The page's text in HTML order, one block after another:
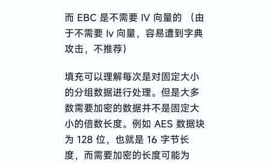
而 EBC 是不需要 IV 向量的 （由
于不需要 Iv 向量，容易遭到字典
攻击，不推荐）
填充可以理解每次是对固定大小
的分组数据进行处理。但是大多
数需要加密的数据并不是固定大
小的倍数长度。例如 AES 数据块
为 128 位，也就是 16 字节长
度，而需要加密的长度可能为